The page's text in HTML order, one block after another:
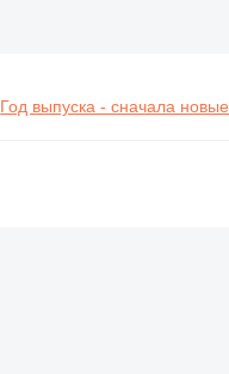
Год выпуска - сначала новые